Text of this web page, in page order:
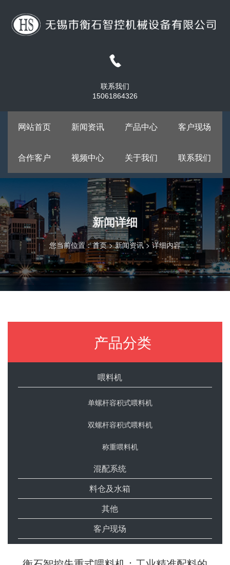
联系我们
15061864326
网站首页 新闻资讯 产品中心 客户现场
合作客户 视频中心 关于我们 联系我们
新闻详细
您当前位置：首页>新闻资讯> 详细内容
产品分类
喂料机
单螺杆容积式喂料机
双螺杆容积式喂料机
称重喂料机
混配系统
料仓及水箱
其他
客户现场